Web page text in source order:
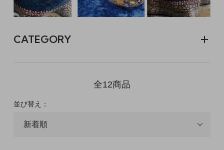
CATEGORY
全12商品
並び替え：